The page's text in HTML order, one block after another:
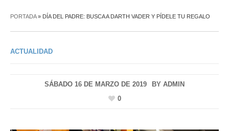
PORTADA» DÍA DEL PADRE: BUSCA A DARTH VADER Y PÍDELE TU REGALO
ACTUALIDAD
SÁBADO 16 DE MARZO DE 2019 BY ADMIN
0